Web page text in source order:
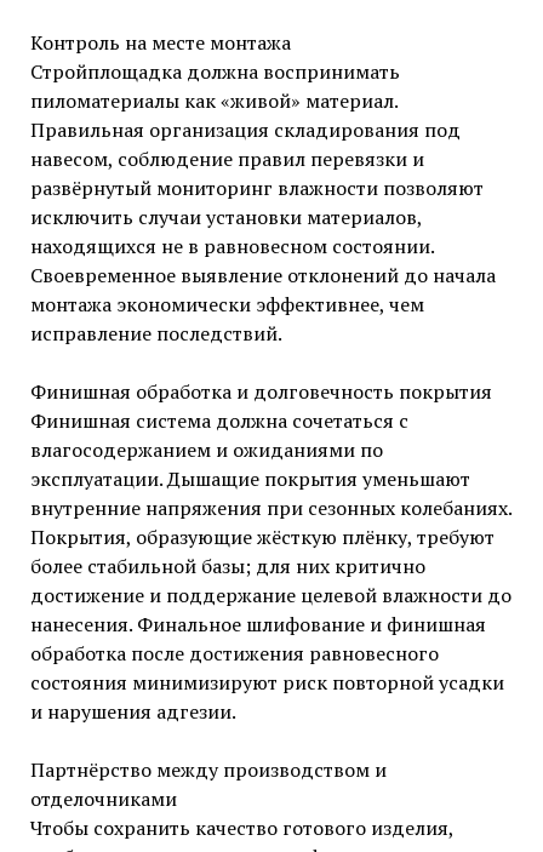
Контроль на месте монтажа
Стройплощадка должна воспринимать
пиломатериалы как «живой» материал.
Правильная организация складирования под
навесом, соблюдение правил перевязки и
развёрнутый мониторинг влажности позволяют
исключить случаи установки материалов,
находящихся не в равновесном состоянии.
Своевременное выявление отклонений до начала
монтажа экономически эффективнее, чем
исправление последствий.
Финишная обработка и долговечность покрытия
Финишная система должна сочетаться с
влагосодержанием и ожиданиями по
эксплуатации. Дышащие покрытия уменьшают
внутренние напряжения при сезонных колебаниях.
Покрытия, образующие жёсткую плёнку, требуют
более стабильной базы; для них критично
достижение и поддержание целевой влажности до
нанесения. Финальное шлифование и финишная
обработка после достижения равновесного
состояния минимизируют риск повторной усадки
и нарушения адгезии.
Партнёрство между производством и
отделочниками
Чтобы сохранить качество готового изделия,